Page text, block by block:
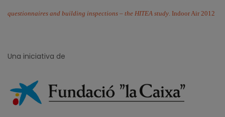
questionnaires and building inspections – the HITEA study. Indoor Air 2012
Una iniciativa de